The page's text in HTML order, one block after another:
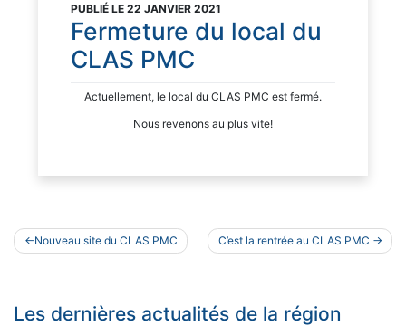
PUBLIÉ LE 22 JANVIER 2021
Fermeture du local du
CLAS PMC
Actuellement, le local du CLAS PMC est fermé.
Nous revenons au plus vite!
Navigation
de
Nouveau site du CLAS PMC C’est la rentrée au CLAS PMC
Les dernières actualités de la région